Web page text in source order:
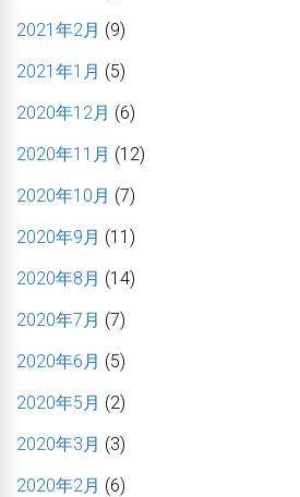
2021年2月 (9)
2021年1月 (5)
2020年12月 (6)
2020年11月 (12)
2020年10月 (7)
2020年9月 (11)
2020年8月 (14)
2020年7月 (7)
2020年6月 (5)
2020年5月 (2)
2020年3月 (3)
2020年2月 (6)